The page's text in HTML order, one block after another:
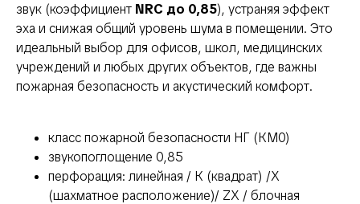
звук (коэффициент NRC до 0,85), устраняя эффект
эха и снижая общий уровень шума в помещении. Это
идеальный выбор для офисов, школ, медицинских
учреждений и любых других объектов, где важны
пожарная безопасность и акустический комфорт.
класс пожарной безопасности НГ (КМ0)
звукопоглощение 0,85
перфорация: линейная / К (квадрат) /Х
(шахматное расположение)/ ZX / блочная